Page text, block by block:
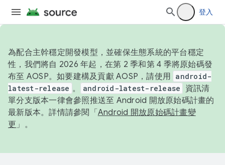
登入
為配合主幹穩定開發模型，並確保生態系統的平台穩定
性，我們將自 2026 年起，在第 2 季和第 4 季將原始碼發
布至 AOSP。如要建構及貢獻 AOSP，請使用 android-
latest-release 。 android-latest-release
資訊清
單分支版本一律會參照推送至 Android 開放原始碼計畫的
最新版本。詳情請參閱「 Android 開放原始碼計畫變
更 」。